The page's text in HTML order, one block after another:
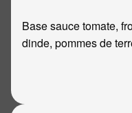
Base sauce tomate,
dinde, pommes de